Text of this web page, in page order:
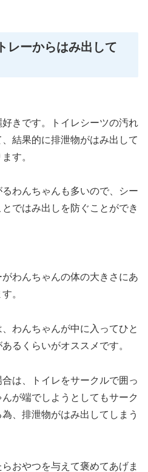
レーからはみ出して
きです。トイレシーツの汚れ
結果的に排泄物がはみ出して
す。
わんちゃんも多いので、シー
ではみ出しを防ぐことができ
わんちゃんの体の大きさにあ
。
わんちゃんが中に入ってひと
るくらいがオススメです。
は、トイレをサークルで囲っ
が端でしようとしてもサーク
、排泄物がはみ出してしまう
おやつを与えて褒めてあげま